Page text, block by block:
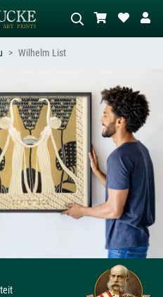
Beschrijf de scène – bijv. groene
weide, abstract met veel rood, donker
olieverfschilderij, staand naakt naast
een boom.
Wilhelm List